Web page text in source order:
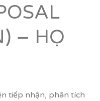
– HỌ
tiếp nhận, phân tích